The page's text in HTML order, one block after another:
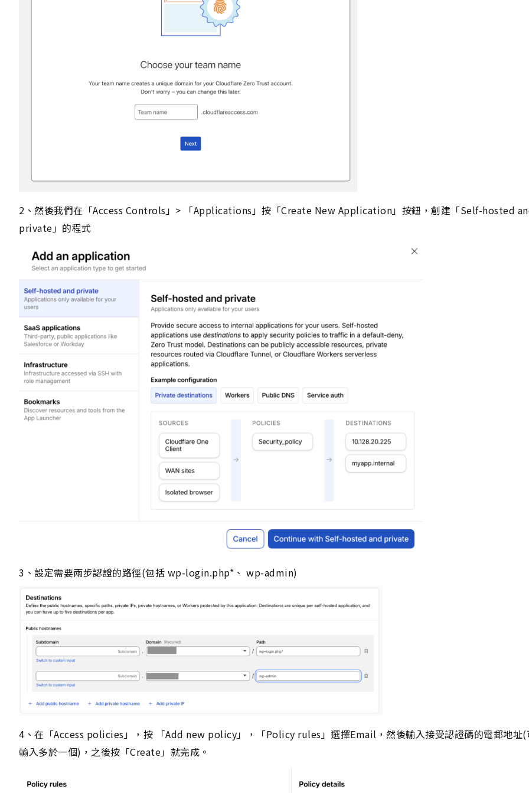
2、然後我們在「Access Controls」> 「Applications」按「Create New Application」按鈕，創建「Self-hosted
private」的程式
3、設定需要兩步認證的路徑(包括 wp-login.php*、 wp-admin)
4、在「Access policies」，按 「Add new policy」，「Policy rules」選擇Email，然後輸入接受認證碼的電郵地址(
輸入多於一個)，之後按「Create」就完成。